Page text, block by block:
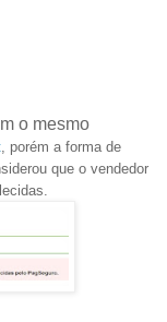
o mesmo
, porém a forma de
que o vendedor